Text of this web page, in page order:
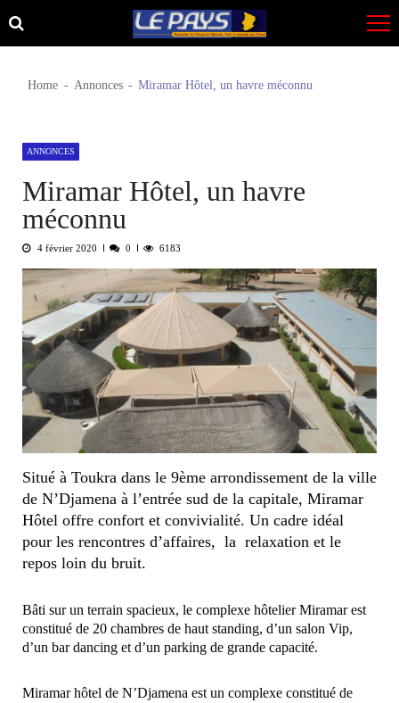
Skip
to
Skip
to
Home Annonces Miramar Hôtel, un havre méconnu
ANNONCES
Miramar Hôtel, un havre
méconnu
4 février 2020 0 6183
Situé à Toukra dans le 9ème arrondissement de la ville
de N’Djamena à l’entrée sud de la capitale, Miramar
Hôtel offre confort et convivialité. Un cadre idéal
pour les rencontres d’affaires, la relaxation et le
repos loin du bruit.
Bâti sur un terrain spacieux, le complexe hôtelier Miramar est
constitué de 20 chambres de haut standing, d’un salon Vip,
d’un bar dancing et d’un parking de grande capacité.
Miramar hôtel de N’Djamena est un complexe constitué de